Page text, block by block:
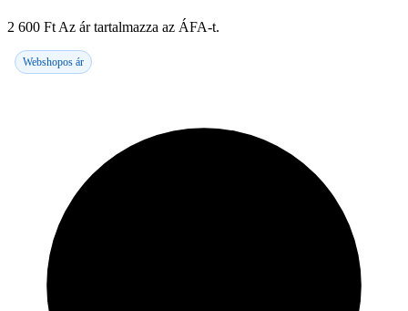
2 600 Ft Az ár tartalmazza az ÁFA-t.
Webshopos ár